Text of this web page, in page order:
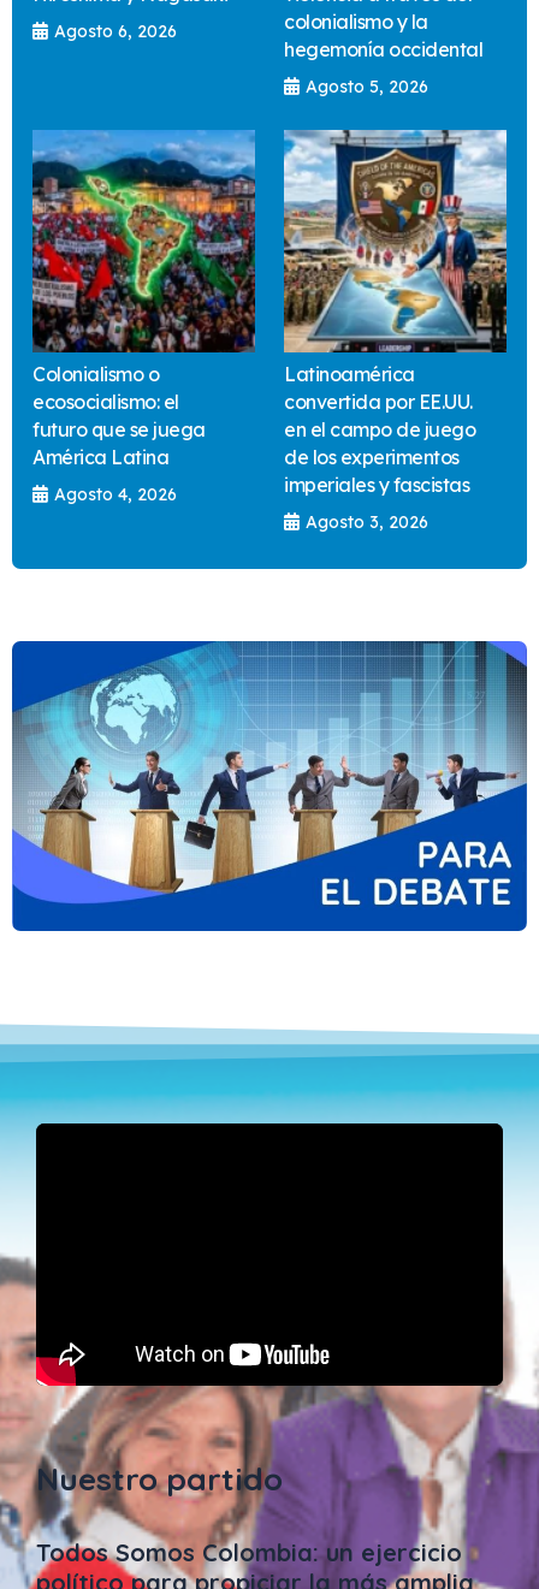
Agosto 6, 2026
colonialismo y la
hegemonía occidental
Agosto 5, 2026
Colonialismo o
ecosocialismo: el
futuro que se juega
América Latina
Agosto 4, 2026
Latinoamérica
convertida por EE.UU.
en el campo de juego
de los experimentos
imperiales y fascistas
Agosto 3, 2026
Nuestro partido
Todos Somos Colombia: un ejercicio
político para propiciar la más amplia